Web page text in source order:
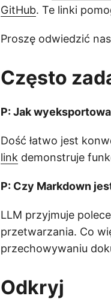
GitHub. Te linki
Proszę odwiedzić
Często
P: Jak
Dość łatwo jest
link demonstruje
P: Czy Markdown
LLM przyjmuje
przetwarzania. Co
przechowywaniu
Odkryj